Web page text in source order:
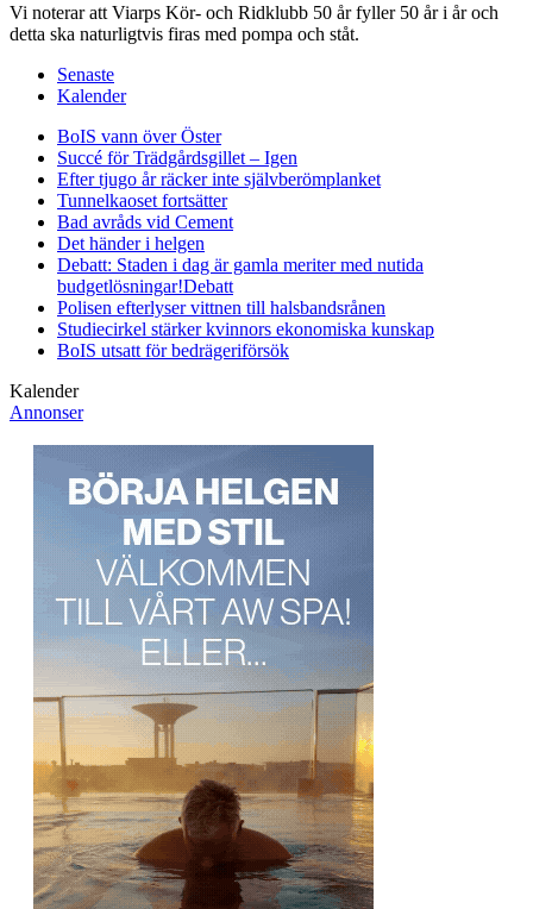
Vi noterar att Viarps Kör- och Ridklubb 50 år fyller 50 år i år och
detta ska naturligtvis firas med pompa och ståt.
Senaste
Kalender
BoIS vann över Öster
Succé för Trädgårdsgillet – Igen
Efter tjugo år räcker inte självberömplanket
Tunnelkaoset fortsätter
Bad avråds vid Cement
Det händer i helgen
Debatt: Staden i dag är gamla meriter med nutida
budgetlösningar!Debatt
Polisen efterlyser vittnen till halsbandsrånen
Studiecirkel stärker kvinnors ekonomiska kunskap
BoIS utsatt för bedrägeriförsök
Kalender
Annonser